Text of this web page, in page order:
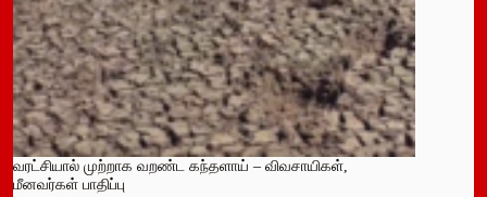
வரட்சியால் முற்றாக வறண்ட கந்தளாய் – விவசாயிகள்,
மீனவர்கள் பாதிப்பு